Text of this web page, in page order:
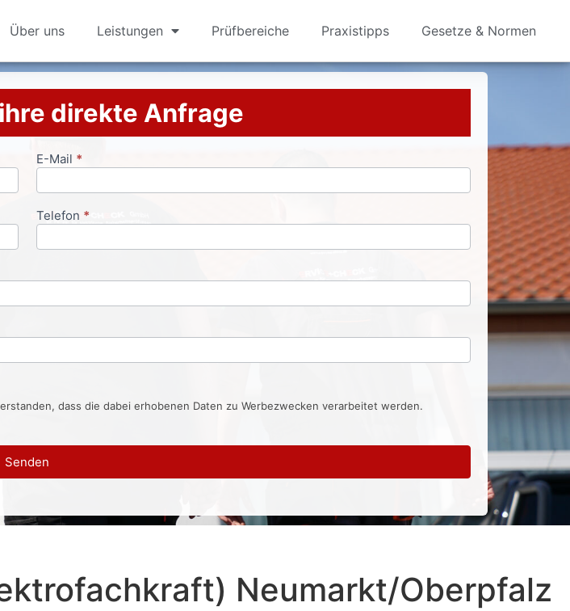
Über uns Leistungen Prüfbereiche Praxistipps Gesetze & Normen
direkte Anfrage
E-Mail *
Telefon *
dass die dabei erhobenen Daten zu Werbezwecken verarbeitet werden.
Senden
Neumarkt/Oberpfalz